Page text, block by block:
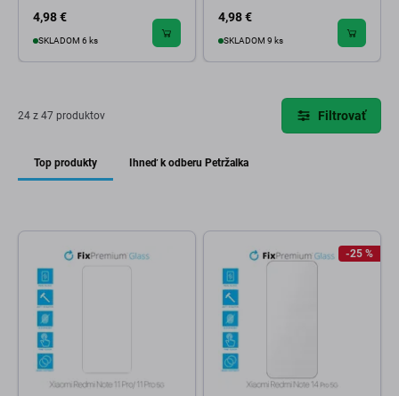
4,98 €
SKLADOM 6 ks
4,98 €
SKLADOM 9 ks
24 z 47 produktov Filtrovať
Top produkty Ihneď k odberu Petržalka
-25 %